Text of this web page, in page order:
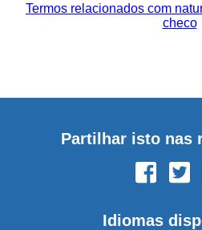
Termos relacionados com
checo
Partilhar isto nas
Idiomas